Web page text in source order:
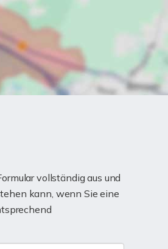
vollständig aus und
kann, wenn Sie eine